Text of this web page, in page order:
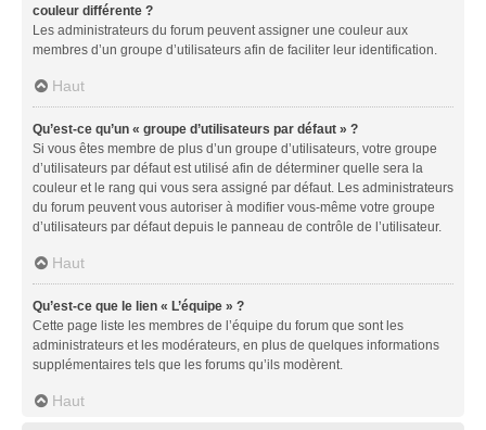
couleur différente ?
Les administrateurs du forum peuvent assigner une couleur aux
membres d’un groupe d’utilisateurs afin de faciliter leur identification.
Haut
Qu’est-ce qu’un « groupe d’utilisateurs par défaut » ?
Si vous êtes membre de plus d’un groupe d’utilisateurs, votre groupe
d’utilisateurs par défaut est utilisé afin de déterminer quelle sera la
couleur et le rang qui vous sera assigné par défaut. Les administrateurs
du forum peuvent vous autoriser à modifier vous-même votre groupe
d’utilisateurs par défaut depuis le panneau de contrôle de l’utilisateur.
Haut
Qu’est-ce que le lien « L’équipe » ?
Cette page liste les membres de l’équipe du forum que sont les
administrateurs et les modérateurs, en plus de quelques informations
supplémentaires tels que les forums qu’ils modèrent.
Haut